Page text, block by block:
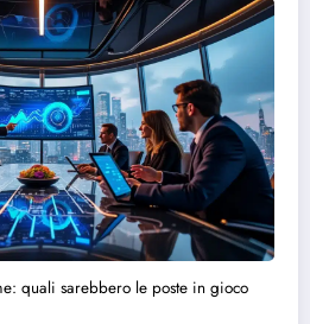
quali sarebbero le poste in gioco